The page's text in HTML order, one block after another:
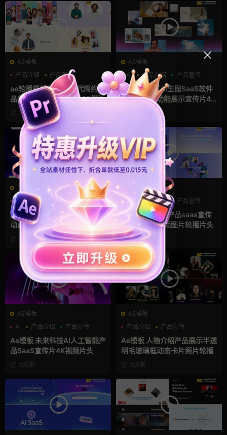
AE模板
产品介绍
产品宣传
产品展示
ae轮播模板 横竖屏现代简约作
品集产品展示宣传视频AE模板
2周前
AE模板
AI
产品介绍 产品宣传
Ae模板 创意AI生图SaaS软件
产品发布会功能展示宣传片4K
PR基本图形mogrt
AI
PR基本图形 产品宣传
pr模板下载 UI动效Ai产品展示
动画搜索栏输入框
AE模板
AI
产品介绍 产品宣传
Ae模板 Ai数字产品saas宣传
片功能展示视频图片轮播片头
2周前
AE模板
AI
产品介绍 产品宣传
Ae模板 未来科技AI人工智能产
品SaaS宣传片4K视频片头
3周前
AE模板
产品介绍
产品宣传
产品展示
Ae模板 人物介绍产品展示半透
明毛玻璃框动态卡片照片轮播
3周前